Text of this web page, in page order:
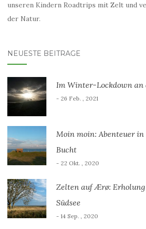
unseren Kindern Roadtrips mit Zelt und
der Natur.
NEUESTE BEITRÄGE
Im Winter-Lockdown an
- 26 Feb. , 2021
Moin moin: Abenteuer
Bucht
- 22 Okt. , 2020
Zelten auf Ærø:
Südsee
- 14 Sep. , 2020